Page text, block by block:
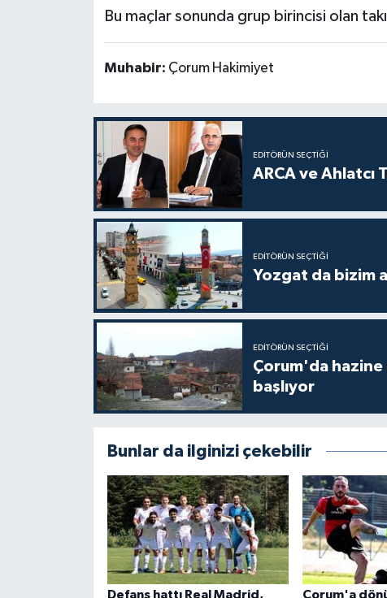
Bu maçlar sonunda grup birincisi olan
Muhabir: Çorum Hakimiyet
EDITÖRÜN SEÇTIĞI
ARCA ve Ahlatcı
EDITÖRÜN SEÇTIĞI
Yozgat da bizim
EDITÖRÜN SEÇTIĞI
Çorum'da hazine
başlıyor
Bunlar da ilginizi çekebilir
Defans hattı Real Madrid,
Çorum'a